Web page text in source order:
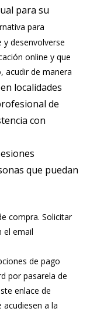
para su
para
desenvolverse
online y que
acudir de manera
localidades
de
con
que puedan
compra. Solicitar
el email
de pago
por pasarela de
enlace de
acudiesen a la